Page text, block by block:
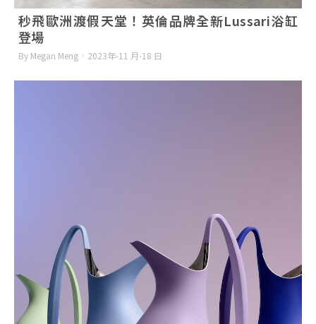
秒飛歐洲渡假天堂！英倫品牌全新Lussari浴缸
登場
By Megan Meng 2023年-11 月-18 日